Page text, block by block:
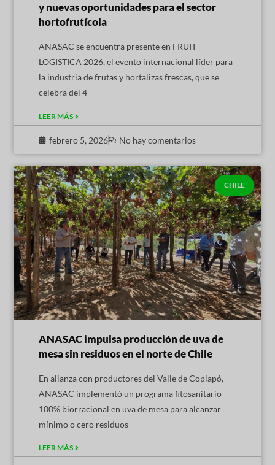
y nuevas oportunidades para el sector
hortofrutícola
ANASAC se encuentra presente en FRUIT
LOGISTICA 2026, el evento internacional líder para
la industria de frutas y hortalizas frescas, que se
celebra del 4
LEER MÁS
febrero 5, 2026 No hay comentarios
CHILE
ANASAC impulsa producción de uva de
mesa sin residuos en el norte de Chile
En alianza con productores del Valle de Copiapó,
ANASAC implementó un programa fitosanitario
100% biorracional en uva de mesa para alcanzar
mínimo o cero residuos
LEER MÁS